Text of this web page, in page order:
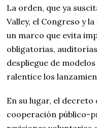
La orden, que ya
Valley, el Congreso y
un marco que evita
obligatorias,
despliegue de
ralentice los
En su lugar, el
cooperación público-